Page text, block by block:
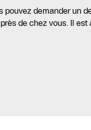
demander un
de chez vous. Il